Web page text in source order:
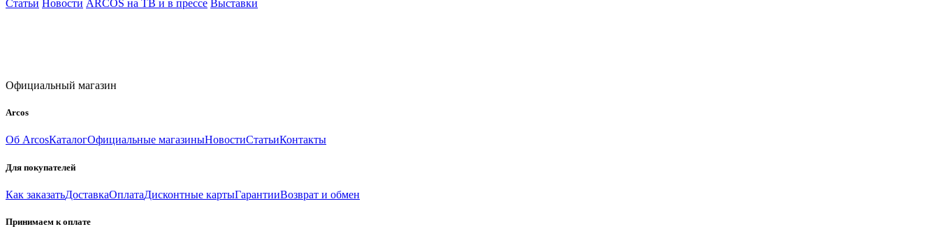
Статьи Новости ARCOS на ТВ и в прессе Выставки
Официальный магазин
Arcos
Об ArcosКаталогОфициальные магазиныНовостиСтатьиКонтакты
Для покупателей
Как заказатьДоставкаОплатаДисконтные картыГарантииВозврат и обмен
Принимаем к оплате